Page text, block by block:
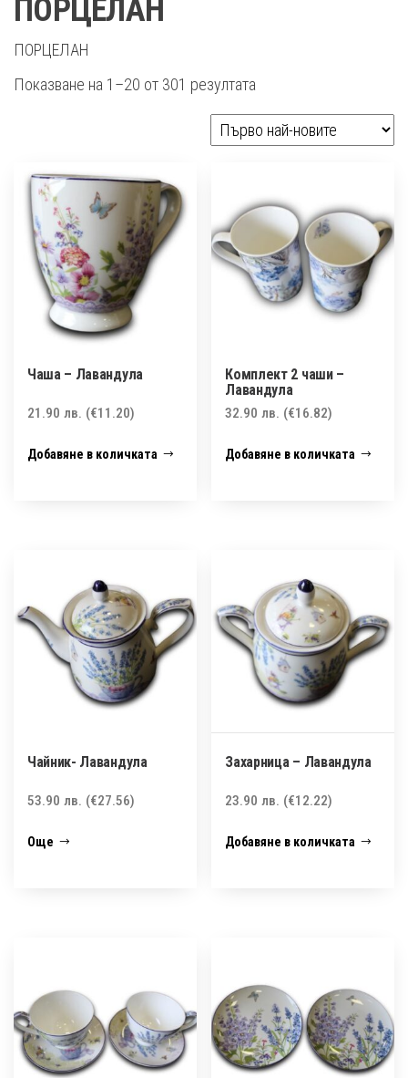
ПОРЦЕЛАН
ПОРЦЕЛАН
Показване на 1–20 от 301 резултата
latest
Чаша – Лавандула
21.90 лв. (€11.20)
Добавяне в количката
Комплект 2 чаши –
Лавандула
32.90 лв. (€16.82)
Добавяне в количката
Чайник- Лавандула
53.90 лв. (€27.56)
Още
Захарница – Лавандула
23.90лв. (€12.22)
Добавяне в количката